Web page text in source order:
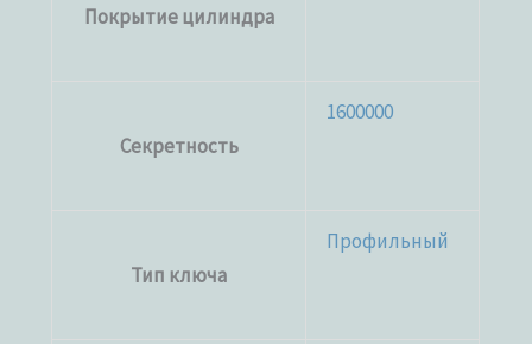
Покрытие цилиндра
Секретность
1600000
Тип ключа
Профильный